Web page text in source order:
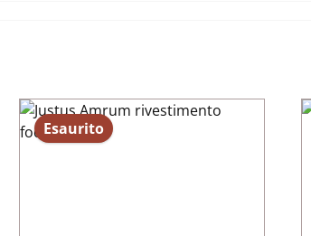
Esaurito